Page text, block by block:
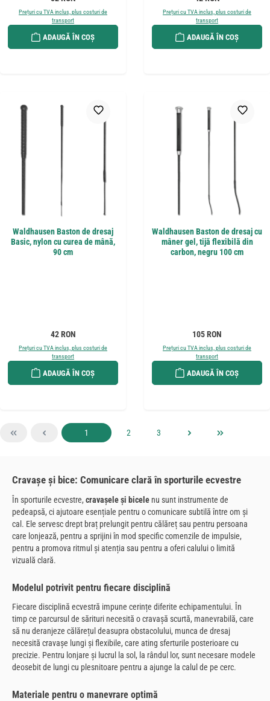
Prețuri cu TVA inclus, plus costuri de
transport
ADAUGĂ ÎN COȘ
Prețuri cu TVA inclus, plus costuri de
transport
ADAUGĂ ÎN COȘ
Waldhausen Baston de dresaj
Basic, nylon cu curea de mână,
90 cm
Preț obișnuit:
42 RON
Prețuri cu TVA inclus, plus costuri de
transport
ADAUGĂ ÎN COȘ
Waldhausen Baston de dresaj cu
mâner gel, tijă flexibilă din
carbon, negru 100 cm
Preț obișnuit:
105 RON
Prețuri cu TVA inclus, plus costuri de
transport
ADAUGĂ ÎN COȘ
Pagina
1 Pagina
2 Pagina
3
Cravașe și bice: Comunicare clară în sporturile ecvestre
În sporturile ecvestre, cravașele și bicele nu sunt instrumente de
pedeapsă, ci ajutoare esențiale pentru o comunicare subtilă între om și
cal. Ele servesc drept braț prelungit pentru călăreț sau pentru persoana
care lonjează, pentru a sprijini în mod specific comenzile de impulsie,
pentru a promova ritmul și atenția sau pentru a oferi calului o limită
vizuală clară.
Modelul potrivit pentru fiecare disciplină
Fiecare disciplină ecvestră impune cerințe diferite echipamentului. În
timp ce parcursul de sărituri necesită o cravașă scurtă, manevrabilă, care
să nu deranjeze călărețul deasupra obstacolului, munca de dresaj
necesită cravașe lungi și flexibile, care ating sferturile posterioare cu
precizie. Pentru lonjare și lucrul la sol, la rândul lor, sunt necesare modele
deosebit de lungi cu plesnitoare pentru a ajunge la calul de pe cerc.
Materiale pentru o manevrare optimă